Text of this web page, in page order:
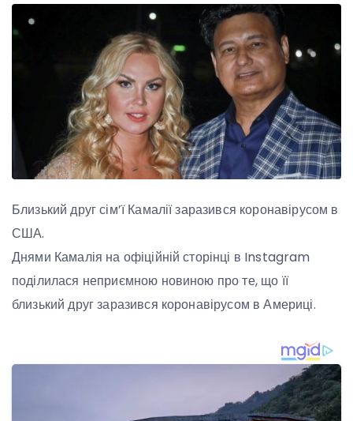
Близький друг сім’ї Камалії заразився коронавірусом в
США.
Днями Камалія на офіційній сторінці в Instagram
поділилася неприємною новиною про те, що її
близький друг заразився коронавірусом в Америці.